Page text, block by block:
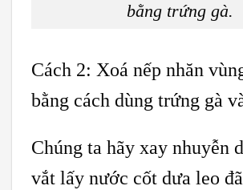
bằng trứng gà.
Cách 2: Xoá nếp nhăn
bằng cách dùng trứng gà
Chúng ta hãy xay nhuyễn
vắt lấy nước cốt dưa leo